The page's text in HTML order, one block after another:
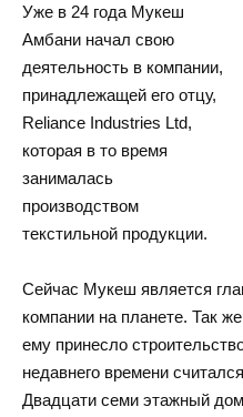
Уже в 24 года Мукеш
Амбани начал свою
деятельность в компании,
принадлежащей его отцу,
Reliance Industries Ltd,
которая в то время
занималась
производством
текстильной продукции.
Сейчас Мукеш является
компании на планете. Так
ему принесло
недавнего времени
Двадцати семи этажный